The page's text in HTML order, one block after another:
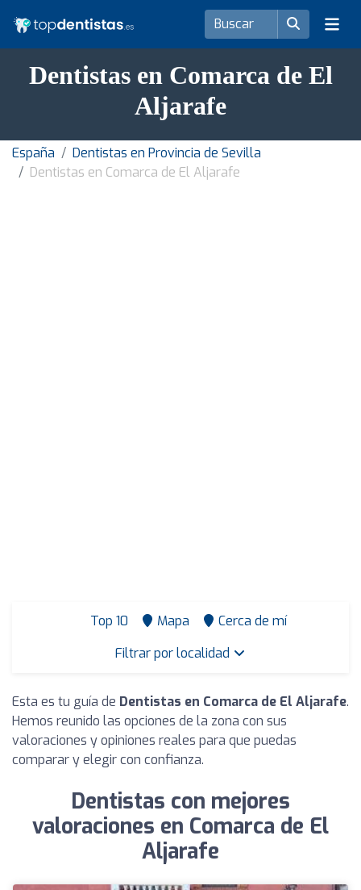
Dentistas en Comarca de El
Aljarafe
España
Dentistas en Provincia de Sevilla
Dentistas en Comarca de El Aljarafe
Top 10 Mapa
Cerca de mí
Filtrar por localidad
Esta es tu guía de Dentistas en Comarca de El Aljarafe.
Hemos reunido las opciones de la zona con sus
valoraciones y opiniones reales para que puedas
comparar y elegir con confianza.
Dentistas con mejores
valoraciones en Comarca de El
Aljarafe